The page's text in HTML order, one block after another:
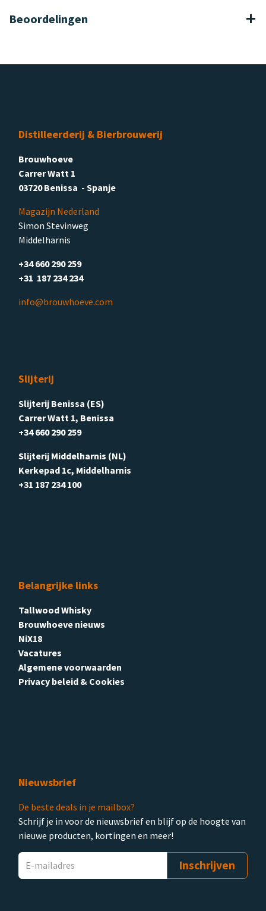
Beoordelingen
Distilleerderij & Bierbrouwerij
Brouwhoeve
Carrer Watt 1
03720 Benissa - Spanje
Magazijn Nederland
Simon Stevinweg
Middelharnis
+34 660 290 259
+31 187 234 234
info@brouwhoeve.com
Slijterij
Slijterij Benissa (ES)
Carrer Watt 1, Benissa
+34 660 290 259
Slijterij Middelharnis (NL)
Kerkepad 1c, Middelharnis
+31 187 234 100
Belangrijke links
Tallwood Whisky
Brouwhoeve nieuws
NiX18
Vacatures
Algemene voorwaarden
Privacy beleid & Cookies
Nieuwsbrief
De beste deals in je mailbox?
Schrijf je in voor de nieuwsbrief en blijf op de hoogte van
nieuwe producten, kortingen en meer!
Inschrijven